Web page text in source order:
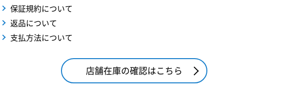
保証規約について
返品について
支払方法について
店舗在庫の確認はこちら